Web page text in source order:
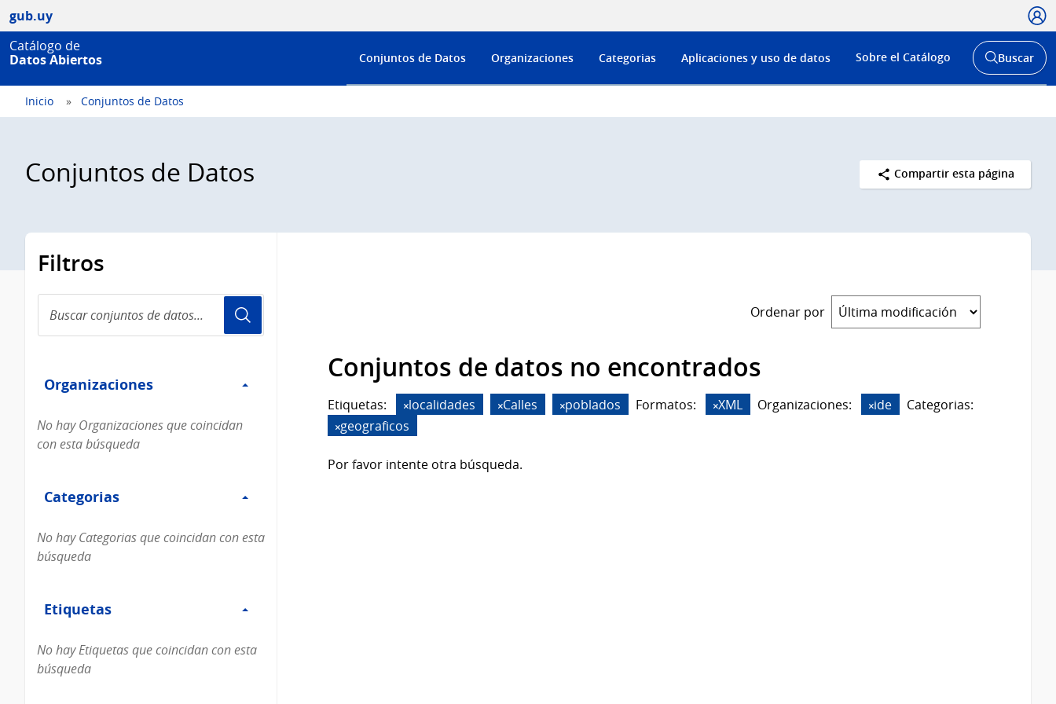
gub.uy
Catálogo de
Datos Abiertos
Menú
de
Conjuntos de Datos Organizaciones Categorias Aplicaciones y uso de datos Sobre el Catálogo
Abrir
buscador
Buscar
Inicio Conjuntos de Datos
Conjuntos de Datos Compartir esta página
Filtros
conjuntos
de
Organizaciones
Organizaciones
No hay Organizaciones que coincidan
con esta búsqueda
Categorias
Categorias
No hay Categorias que coincidan con esta
búsqueda
Etiquetas
Etiquetas
No hay Etiquetas que coincidan con esta
búsqueda
Ordenar por
Conjuntos de datos no encontrados
Etiquetas: localidades Calles poblados Formatos: XML Organizaciones: ide
Categorias:
geograficos
Por favor intente otra búsqueda.